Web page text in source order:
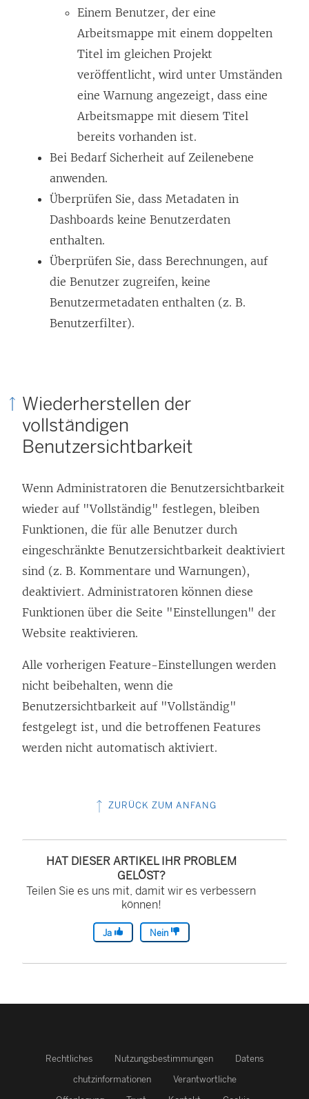
Einem Benutzer, der eine
Arbeitsmappe mit einem doppelten
Titel im gleichen Projekt
veröffentlicht, wird unter Umständen
eine Warnung angezeigt, dass eine
Arbeitsmappe mit diesem Titel
bereits vorhanden ist.
Bei Bedarf Sicherheit auf Zeilenebene
anwenden.
Überprüfen Sie, dass Metadaten in
Dashboards keine Benutzerdaten
enthalten.
Überprüfen Sie, dass Berechnungen, auf
die Benutzer zugreifen, keine
Benutzermetadaten enthalten (z. B.
Benutzerfilter).
Wiederherstellen der
vollständigen
Benutzersichtbarkeit
Wenn Administratoren die Benutzersichtbarkeit
wieder auf "Vollständig" festlegen, bleiben
Funktionen, die für alle Benutzer durch
eingeschränkte Benutzersichtbarkeit deaktiviert
sind (z. B. Kommentare und Warnungen),
deaktiviert. Administratoren können diese
Funktionen über die Seite "Einstellungen" der
Website reaktivieren.
Alle vorherigen Feature-Einstellungen werden
nicht beibehalten, wenn die
Benutzersichtbarkeit auf "Vollständig"
festgelegt ist, und die betroffenen Features
werden nicht automatisch aktiviert.
ZURÜCK ZUM ANFANG
HAT DIESER ARTIKEL IHR PROBLEM
GELÖST?
Teilen Sie es uns mit, damit wir es verbessern
können!
Ja Nein
Rechtliches Nutzungsbestimmungen
Datens
chutzinformationen
Verantwortliche